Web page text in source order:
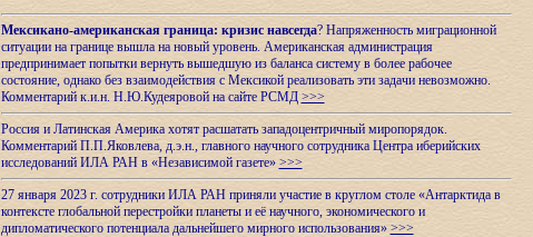
Мексикано-американская граница: кризис навсегда? Напряженность миграционной
ситуации на границе вышла на новый уровень. Американская администрация
предпринимает попытки вернуть вышедшую из баланса систему в более рабочее
состояние, однако без взаимодействия с Мексикой реализовать эти задачи невозможно.
Комментарий к.и.н. Н.Ю.Кудеяровой на сайте РСМД >>>
Россия и Латинская Америка хотят расшатать западоцентричный миропорядок.
Комментарий П.П.Яковлева, д.э.н., главного научного сотрудника Центра иберийских
исследований ИЛА РАН в «Независимой газете» >>>
27 января 2023 г. сотрудники ИЛА РАН приняли участие в круглом столе «Антарктида в
контексте глобальной перестройки планеты и её научного, экономического и
дипломатического потенциала дальнейшего мирного использования» >>>